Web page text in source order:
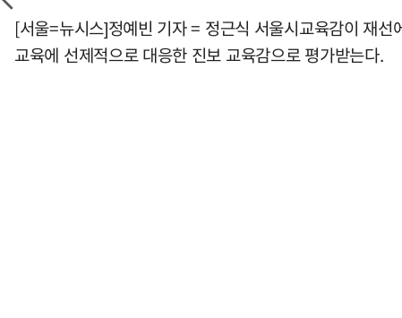
[서울=뉴시스]정예빈 기자 = 정근식 서울시교육감이 재
교육에 선제적으로 대응한 진보 교육감으로 평가받는다.